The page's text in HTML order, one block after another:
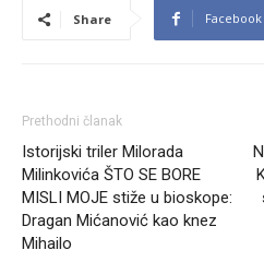
Share Facebook
Prethodni članak
Istorijski triler Milorada
Milinkovića ŠTO SE BORE
MISLI MOJE stiže u bioskope:
Dragan Mićanović kao knez
Mihailo